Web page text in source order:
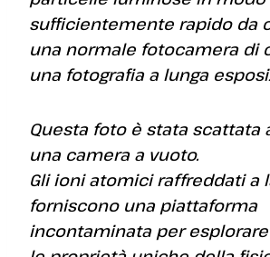
sufficientemente rapido da
una normale fotocamera di
una fotografia a lunga
Questa foto è stata scattata
una camera a vuoto.
Gli ioni atomici raffreddati a
forniscono una piattaforma
incontaminata per